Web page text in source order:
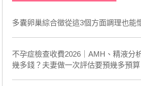
多囊卵巢綜合徵從這3個方面調理也能
不孕症檢查收費2026｜AMH、精液分
幾多錢？夫妻做一次評估要預幾多預算